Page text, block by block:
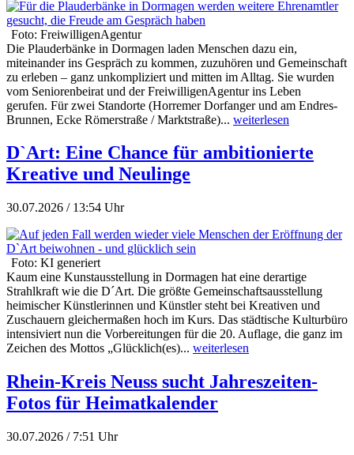
Foto: FreiwilligenAgentur
Die Plauderbänke in Dormagen laden Menschen dazu ein,
miteinander ins Gespräch zu kommen, zuzuhören und Gemeinschaft
zu erleben – ganz unkompliziert und mitten im Alltag. Sie wurden
vom Seniorenbeirat und der FreiwilligenAgentur ins Leben
gerufen. Für zwei Standorte (Horremer Dorfanger und am Endres-
Brunnen, Ecke Römerstraße / Marktstraße)... weiterlesen
D`Art: Eine Chance für ambitionierte
Kreative und Neulinge
30.07.2026 / 13:54 Uhr
Foto: KI generiert
Kaum eine Kunstausstellung in Dormagen hat eine derartige
Strahlkraft wie die D´Art. Die größte Gemeinschaftsausstellung
heimischer Künstlerinnen und Künstler steht bei Kreativen und
Zuschauern gleichermaßen hoch im Kurs. Das städtische Kulturbüro
intensiviert nun die Vorbereitungen für die 20. Auflage, die ganz im
Zeichen des Mottos „Glücklich(es)... weiterlesen
Rhein-Kreis Neuss sucht Jahreszeiten-
Fotos für Heimatkalender
30.07.2026 / 7:51 Uhr